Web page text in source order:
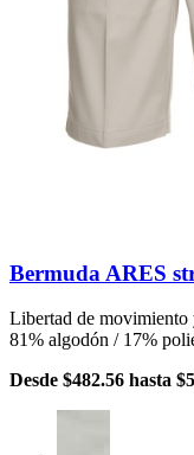
Bermuda ARES
Libertad de movimiento
81% algodón / 17%
Desde $482.56 hasta